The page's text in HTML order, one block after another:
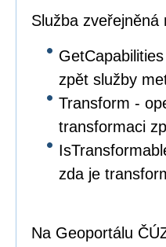
Služba
zpět služby
Transform -
transformaci
zda je
Na Geoportálu